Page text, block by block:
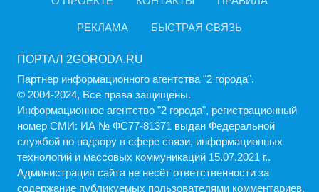
РЕКЛАМА БЫСТРАЯ СВЯЗЬ
ПОРТАЛ 2GORODA.RU
Партнер информационного агентства "2 города".
© 2004-2024, Все права защищены.
Информационное агентство "2 города", регистрационный
номер СМИ: ИА № ФС77-81371 выдан Федеральной
службой по надзору в сфере связи, информационных
технологий и массовых коммуникаций 15.07.2021 г..
Администрация cайта не несёт ответственности за
содержание публикуемых пользователями комментариев.